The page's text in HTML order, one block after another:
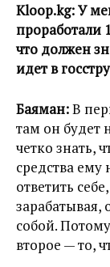
Kloop.kg:У
проработали
что должен
идет в
Баяман:В
там он будет
четко знать,
средства ему
ответить
зарабатывая,
собой.
второе — то,